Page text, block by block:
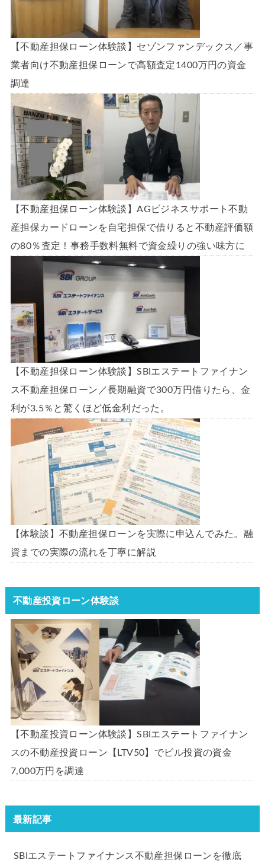
【不動産担保ローン体験談】セゾンファンデックス／事
業者向け不動産担保ローンで高額査定1400万円の資金
調達
【不動産担保ローン体験談】AGビジネスサポート不動
産担保カードローンを自宅担保で借りると不動産評価額
の80％査定！事務手数料無料で資金繰りの強い味方に
【不動産担保ローン体験談】SBIエステートファイナン
ス不動産担保ローン／長期融資で300万円借りたら、金
利が3.5％と驚くほど低金利だった。
【体験談】不動産担保ローンを実際に申込んでみた。融
資までの実際の流れを丁寧に解説
不動産投資ローン体験談
【不動産投資ローン体験談】SBIエステートファイナン
スの不動産投資ローン【LTV50】でビル投資の資金
7,000万円を調達
最新記事
SBIエステートファイナンス不動産担保ローンを徹底